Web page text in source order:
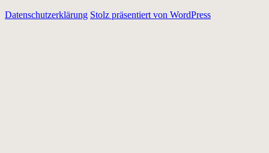
Datenschutzerklärung Stolz präsentiert von WordPress